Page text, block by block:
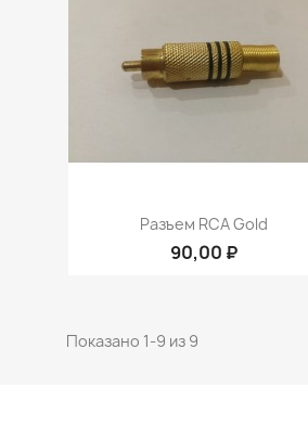
Быстрый просмотр
Разъем RCA Gold
90,00 ₽
Показано 1-9 из 9